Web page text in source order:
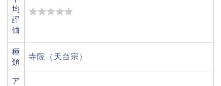
均
評
価
種
類
寺院（天台宗）
ア